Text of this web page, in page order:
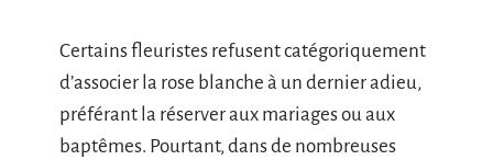
Certains fleuristes refusent catégoriquement
d’associer la rose blanche à un dernier adieu,
préférant la réserver aux mariages ou aux
baptêmes. Pourtant, dans de nombreuses